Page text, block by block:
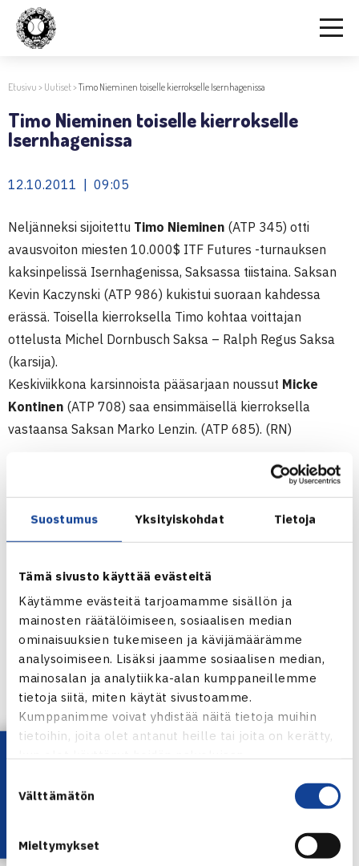
Suostumus Yksityiskohdat Tietoja
Tämä sivusto käyttää evästeitä
Käytämme evästeitä tarjoamamme sisällön ja
mainosten räätälöimiseen, sosiaalisen median
ominaisuuksien tukemiseen ja kävijämäärämme
analysoimiseen. Lisäksi jaamme sosiaalisen median,
mainosalan ja analytiikka-alan kumppaneillemme
tietoja siitä, miten käytät sivustoamme.
Kumppanimme voivat yhdistää näitä tietoja muihin
tietoihin, joita olet antanut heille tai joita on kerätty,
valinta
Välttämätön
Mieltymykset
Etusivu > Uutiset>Timo Nieminen toiselle kierrokselle Isernhagenissa
Timo Nieminen toiselle kierrokselle
Isernhagenissa
12.10.2011 | 09:05
Neljänneksi sijoitettu Timo Nieminen (ATP 345) otti
avausvoiton miesten 10.000$ ITF Futures -turnauksen
kaksinpelissä Isernhagenissa, Saksassa tiistaina. Saksan
Kevin Kaczynski (ATP 986) kukistui suoraan kahdessa
erässä. Toisella kierroksella Timo kohtaa voittajan
ottelusta Michel Dornbusch Saksa – Ralph Regus Saksa
(karsija).
Keskiviikkona karsinnoista pääsarjaan noussut Micke
Kontinen (ATP 708) saa ensimmäisellä kierroksella
vastaansa Saksan Marko Lenzin. (ATP 685). (RN)
8.-16.10.2011 Isernhagen, Saksa
Kaksinpeli
1.kierrosta. Timo Nieminen (4.) – Kevin Kaczynski Saksa 62
Isernhagenin ITF Futures verkossa
Timo Nieminen
Lataa OmaTennis!